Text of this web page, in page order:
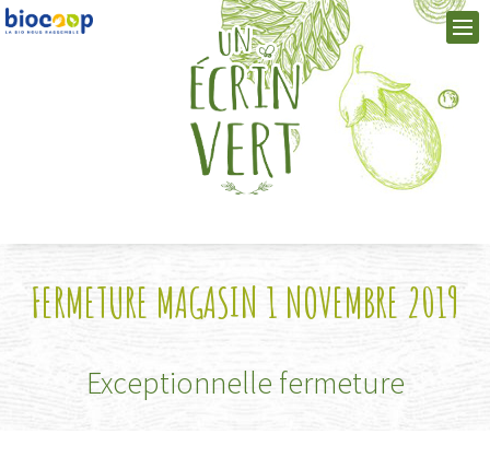
FERMETURE MAGASIN 1 NOVEMBRE 2019
Exceptionnelle fermeture